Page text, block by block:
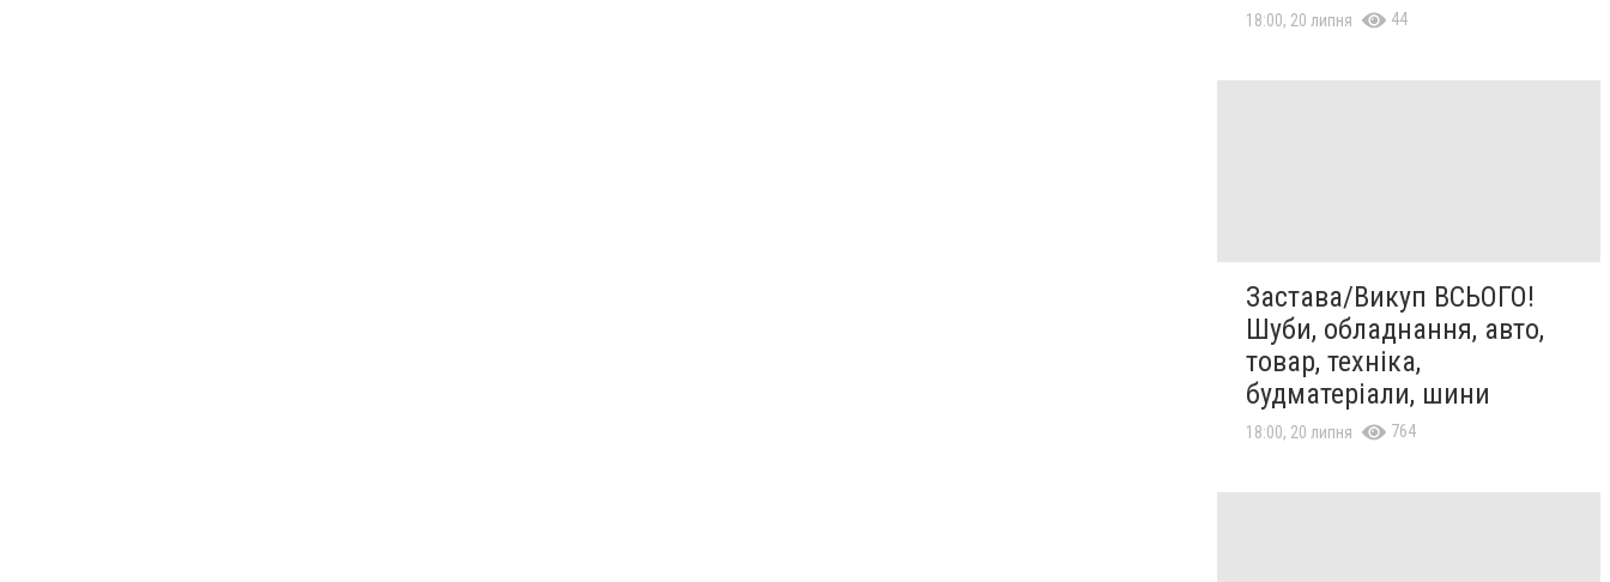
18:00, 20 липня 44
Застава/Викуп ВСЬОГО!
Шуби, обладнання, авто,
товар, техніка,
будматеріали, шини
18:00, 20 липня 764